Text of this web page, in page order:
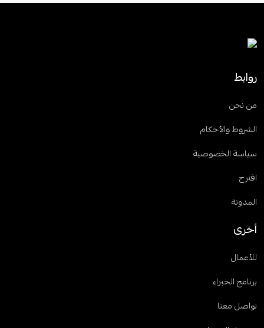
روابط
من نحن
الشروط والأحكام
سياسة الخصوصية
اقترح
المدونة
أخرى
للأعمال
برنامج الخبراء
تواصل معنا